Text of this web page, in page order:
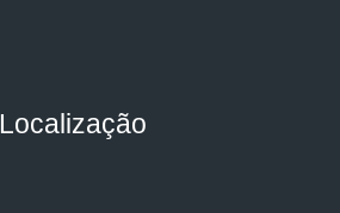
Localização